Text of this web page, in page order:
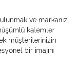
ve markanızı
kalemler
müşterilerinizin
bir imajını